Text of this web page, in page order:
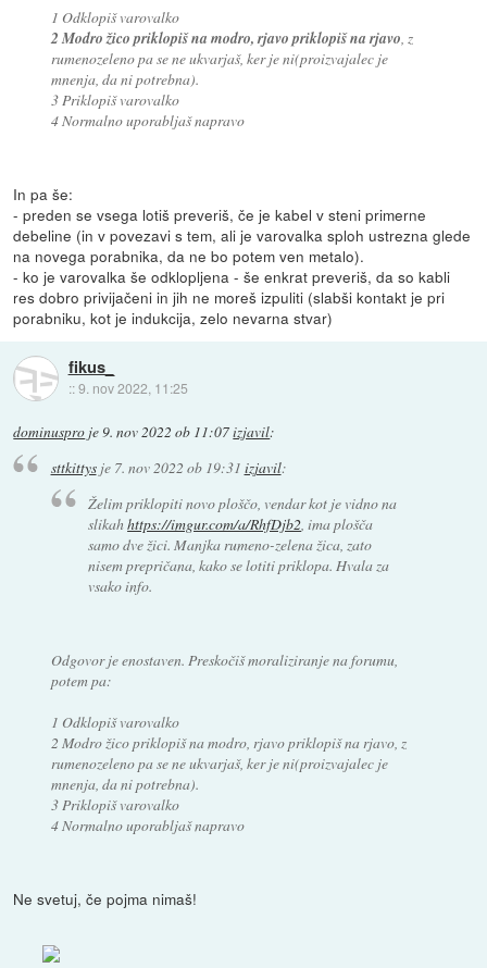
1 Odklopiš varovalko
2 Modro žico priklopiš na modro, rjavo priklopiš na rjavo, z
rumenozeleno pa se ne ukvarjaš, ker je ni(proizvajalec je
mnenja, da ni potrebna).
3 Priklopiš varovalko
4 Normalno uporabljaš napravo
In pa še:
- preden se vsega lotiš preveriš, če je kabel v steni primerne
debeline (in v povezavi s tem, ali je varovalka sploh ustrezna glede
na novega porabnika, da ne bo potem ven metalo).
- ko je varovalka še odklopljena - še enkrat preveriš, da so kabli
res dobro privijačeni in jih ne moreš izpuliti (slabši kontakt je pri
porabniku, kot je indukcija, zelo nevarna stvar)
fikus_
::9. nov 2022, 11:25
dominuspro je9. nov 2022 ob 11:07izjavil:
sttkittysje 7. nov 2022 ob 19:31 izjavil:
Želim priklopiti novo ploščo, vendar kot je vidno na
slikahhttps://imgur.com/a/RhfDjb2, ima plošča
samo dve žici. Manjka rumeno-zelena žica, zato
nisem prepričana, kako se lotiti priklopa. Hvala za
vsako info.
Odgovor je enostaven. Preskočiš moraliziranje na forumu,
potem pa:
1 Odklopiš varovalko
2 Modro žico priklopiš na modro, rjavo priklopiš na rjavo, z
rumenozeleno pa se ne ukvarjaš, ker je ni(proizvajalec je
mnenja, da ni potrebna).
3 Priklopiš varovalko
4 Normalno uporabljaš napravo
Ne svetuj, če pojma nimaš!